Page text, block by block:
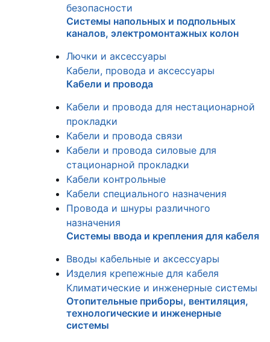
безопасности
Системы напольных и подпольных
каналов, электромонтажных колон
Лючки и аксессуары
Кабели, провода и аксессуары
Кабели и провода
Кабели и провода для нестационарной
прокладки
Кабели и провода связи
Кабели и провода силовые для
стационарной прокладки
Кабели контрольные
Кабели специального назначения
Провода и шнуры различного
назначения
Системы ввода и крепления для кабеля
Вводы кабельные и аксессуары
Изделия крепежные для кабеля
Климатические и инженерные системы
Отопительные приборы, вентиляция,
технологические и инженерные
системы